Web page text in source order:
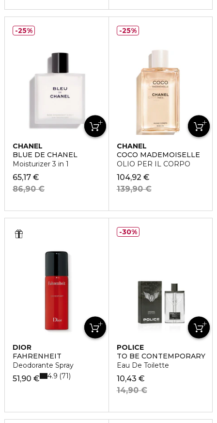
CHANEL
BLUE DE CHANEL
Moisturizer 3 in 1
65,17 €
86,90 €
25%
CHANEL
COCO MADEMOISELLE
OLIO PER IL CORPO
104,92 €
139,90 €
25%
DIOR
FAHRENHEIT
Deodorante Spray
51,90 € 4.9 71
POLICE
TO BE CONTEMPORARY
Eau De Toilette
10,43 €
14,90 €
30%